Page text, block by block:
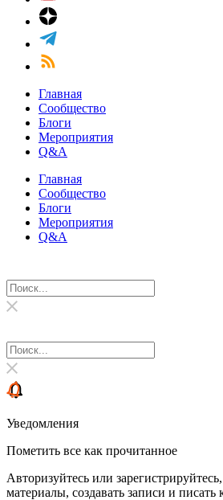
Главная
Сообщество
Блоги
Мероприятия
Q&A
Главная
Сообщество
Блоги
Мероприятия
Q&A
Уведомления
Пометить все как прочитанное
Авторизуйтесь или
материалы, создавать записи и писать